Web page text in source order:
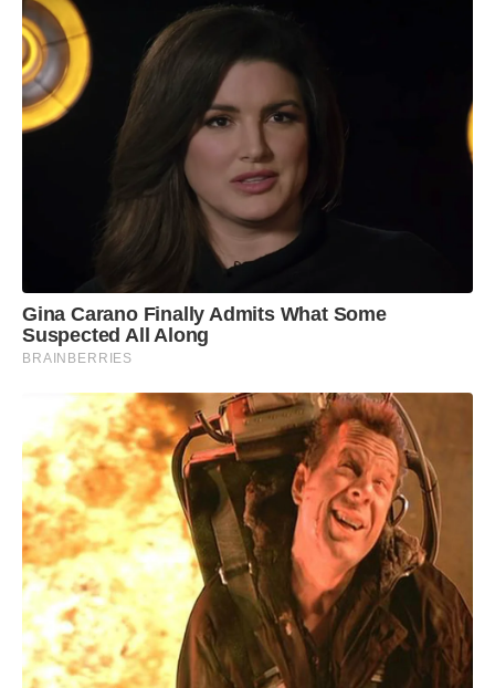
Gina Carano Finally Admits What Some
Suspected All Along
BRAINBERRIES